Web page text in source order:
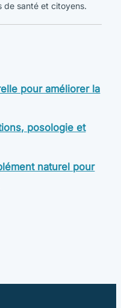
de santé et citoyens.
pour améliorer la
posologie et
naturel pour